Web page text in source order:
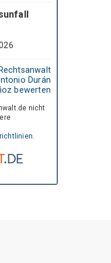
Rechtsanwalt
Durán
bewerten
nicht
.